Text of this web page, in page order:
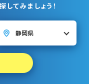
てみましょう！